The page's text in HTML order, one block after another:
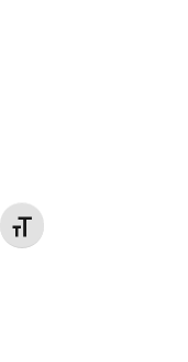
Changer la taille de la police